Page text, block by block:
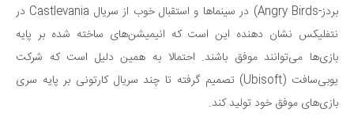
بیماری و درمان
کودک و مادر
ورزش و تندرستی
روانشناسی
مراکز پزشکی و دارویی
بردز-Angry Birds) در سینماها و استقبال خوب از سریال Castlevania در
نتفلیکس نشان دهنده این است که انیمیشن‌های ساخته شده بر پایه
بازی‌ها می‌توانند موفق باشند. احتمالا به همین دلیل است که شرکت
یوبی‌سافت (Ubisoft) تصمیم گرفته تا چند سریال کارتونی بر پایه سری
بازی‌های موفق خود تولید کند.